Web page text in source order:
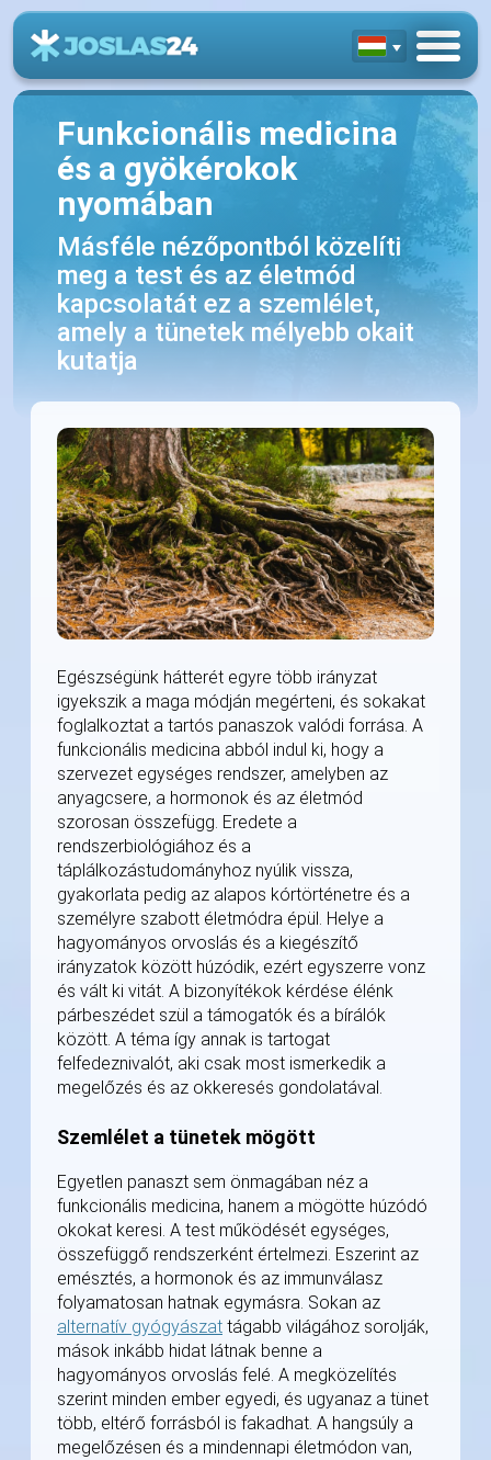
Funkcionális medicina
és a gyökérokok
nyomában
Másféle nézőpontból közelíti
meg a test és az életmód
kapcsolatát ez a szemlélet,
amely a tünetek mélyebb okait
kutatja
Egészségünk hátterét egyre több irányzat
igyekszik a maga módján megérteni, és sokakat
foglalkoztat a tartós panaszok valódi forrása. A
funkcionális medicina abból indul ki, hogy a
szervezet egységes rendszer, amelyben az
anyagcsere, a hormonok és az életmód
szorosan összefügg. Eredete a
rendszerbiológiához és a
táplálkozástudományhoz nyúlik vissza,
gyakorlata pedig az alapos kórtörténetre és a
személyre szabott életmódra épül. Helye a
hagyományos orvoslás és a kiegészítő
irányzatok között húzódik, ezért egyszerre vonz
és vált ki vitát. A bizonyítékok kérdése élénk
párbeszédet szül a támogatók és a bírálók
között. A téma így annak is tartogat
felfedeznivalót, aki csak most ismerkedik a
megelőzés és az okkeresés gondolatával.
Szemlélet a tünetek mögött
Egyetlen panaszt sem önmagában néz a
funkcionális medicina, hanem a mögötte húzódó
okokat keresi. A test működését egységes,
összefüggő rendszerként értelmezi. Eszerint az
emésztés, a hormonok és az immunválasz
folyamatosan hatnak egymásra. Sokan az
alternatív gyógyászat tágabb világához sorolják,
mások inkább hidat látnak benne a
hagyományos orvoslás felé. A megközelítés
szerint minden ember egyedi, és ugyanaz a tünet
több, eltérő forrásból is fakadhat. A hangsúly a
megelőzésen és a mindennapi életmódon van,